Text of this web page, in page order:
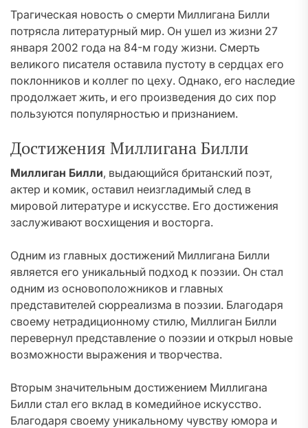
Трагическая новость о смерти Миллигана Билли
потрясла литературный мир. Он ушел из жизни 27
января 2002 года на 84-м году жизни. Смерть
великого писателя оставила пустоту в сердцах его
поклонников и коллег по цеху. Однако, его наследие
продолжает жить, и его произведения до сих пор
пользуются популярностью и признанием.
Достижения Миллигана Билли
Миллиган Билли, выдающийся британский поэт,
актер и комик, оставил неизгладимый след в
мировой литературе и искусстве. Его достижения
заслуживают восхищения и восторга.
Одним из главных достижений Миллигана Билли
является его уникальный подход к поэзии. Он стал
одним из основоположников и главных
представителей сюрреализма в поэзии. Благодаря
своему нетрадиционному стилю, Миллиган Билли
перевернул представление о поэзии и открыл новые
возможности выражения и творчества.
Вторым значительным достижением Миллигана
Билли стал его вклад в комедийное искусство.
Благодаря своему уникальному чувству юмора и